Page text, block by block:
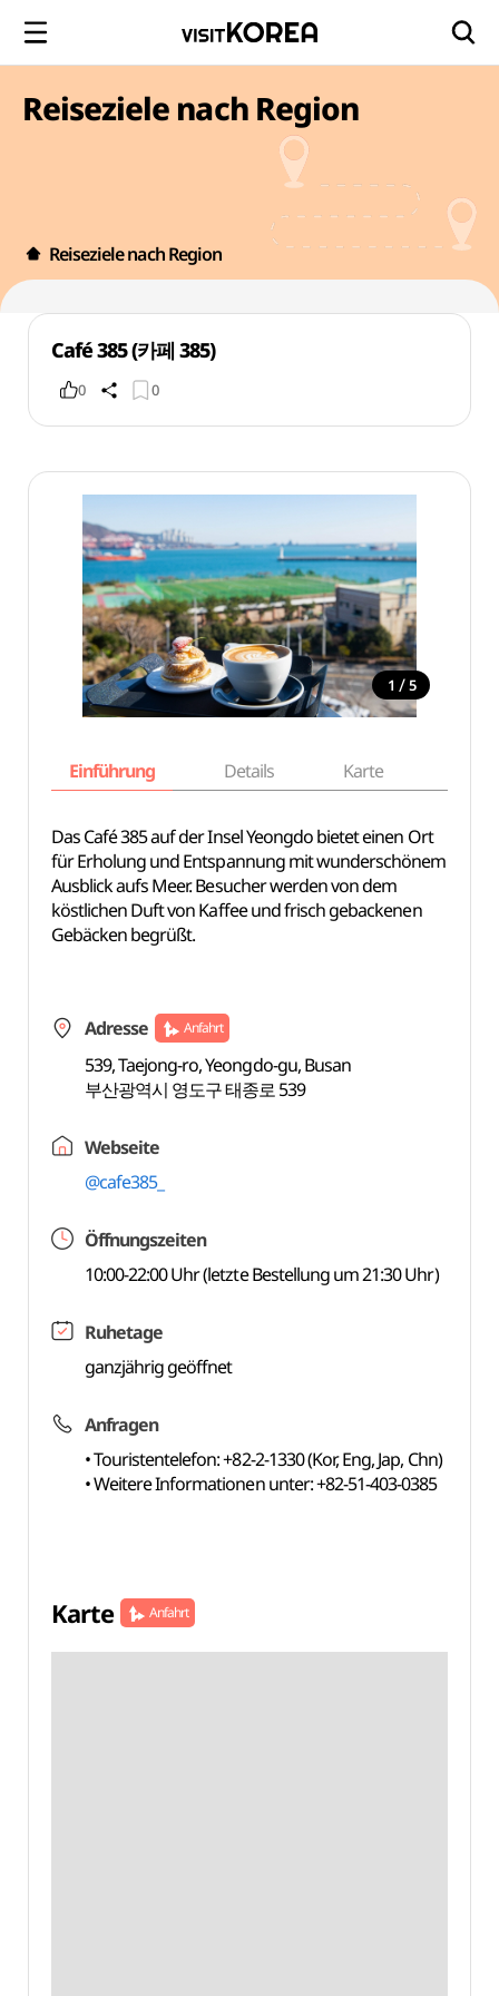
Reiseziele nach Region
Reiseziele nach Region
Café 385 (카페 385)
0 0
1 / 5
Einführung Details Karte
Das Café 385 auf der Insel Yeongdo bietet einen Ort
für Erholung und Entspannung mit wunderschönem
Ausblick aufs Meer. Besucher werden von dem
köstlichen Duft von Kaffee und frisch gebackenen
Gebäcken begrüßt.
Adresse Anfahrt
539, Taejong-ro, Yeongdo-gu, Busan
부산광역시 영도구 태종로 539
Webseite
@cafe385_
Öffnungszeiten
10:00-22:00 Uhr (letzte Bestellung um 21:30 Uhr)
Ruhetage
ganzjährig geöffnet
Anfragen
• Touristentelefon: +82-2-1330 (Kor, Eng, Jap, Chn)
• Weitere Informationen unter: +82-51-403-0385
Karte Anfahrt